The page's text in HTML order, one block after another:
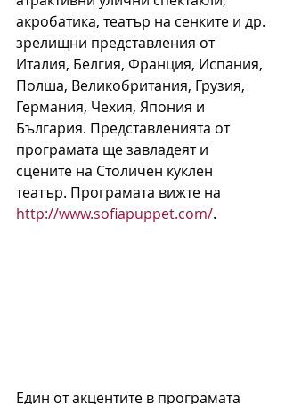
акробатика, театър на сенките и др.
зрелищни представления от
Италия, Белгия, Франция, Испания,
Полша, Великобритания, Грузия,
Германия, Чехия, Япония и
България. Представленията от
програмата ще завладеят и
сцените на Столичен куклен
театър. Програмата вижте на
http://www.sofiapuppet.com/.
Един от акцентите в програмата